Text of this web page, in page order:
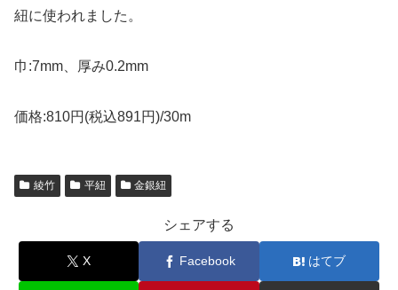
紐に使われました。
巾:7mm、厚み0.2mm
価格:810円(税込891円)/30m
綾竹 平紐 金銀紐
シェアする
X Facebook はてブ